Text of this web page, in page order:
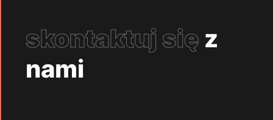
skontaktuj się z
nami